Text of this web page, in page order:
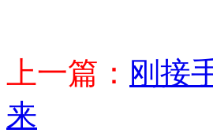
上一篇： 刚接
来